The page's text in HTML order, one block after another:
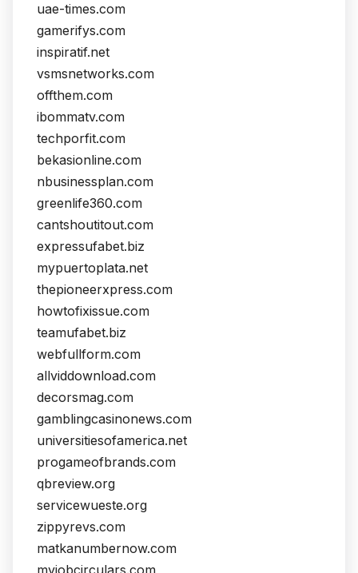
uae-times.com
gamerifys.com
inspiratif.net
vsmsnetworks.com
offthem.com
ibommatv.com
techporfit.com
bekasionline.com
nbusinessplan.com
greenlife360.com
cantshoutitout.com
expressufabet.biz
mypuertoplata.net
thepioneerxpress.com
howtofixissue.com
teamufabet.biz
webfullform.com
allviddownload.com
decorsmag.com
gamblingcasinonews.com
universitiesofamerica.net
progameofbrands.com
qbreview.org
servicewueste.org
zippyrevs.com
matkanumbernow.com
myjobcirculars.com